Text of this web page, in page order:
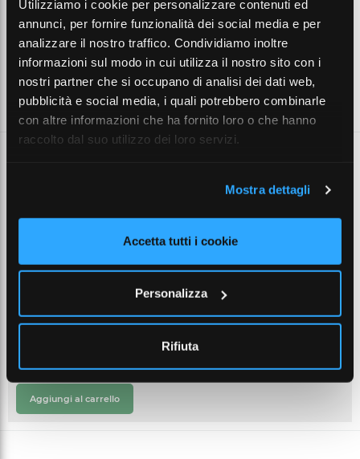
Utilizziamo i cookie per personalizzare contenuti ed
annunci, per fornire funzionalità dei social media e per
analizzare il nostro traffico. Condividiamo inoltre
informazioni sul modo in cui utilizza il nostro sito con i
nostri partner che si occupano di analisi dei dati web,
pubblicità e social media, i quali potrebbero combinarle
con altre informazioni che ha fornito loro o che hanno
raccolto dal suo utilizzo dei loro servizi.
Mostra dettagli
Accetta tutti i cookie
Personalizza
Rifiuta
PRESA ASP. VIMAR IDEA BIANCA
Aggiungi al carrello
TECNOPLUS
PRESA ASP. A BATTISCOPA COLOR ARGENTO
Cod. alternativo: TCP1464.5
Aggiungi al carrello